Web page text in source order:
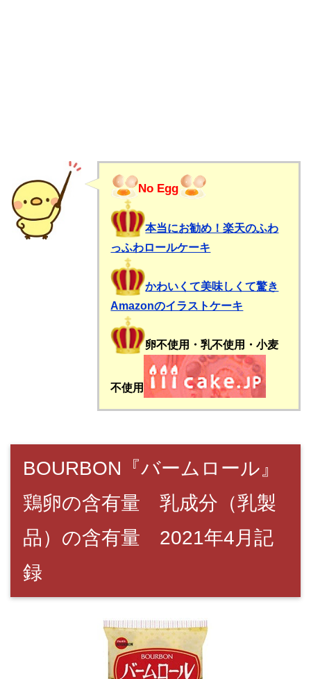
No Egg
本当にお勧め！楽天のふわ
っふわロールケーキ
かわいくて美味しくて驚き
Amazonのイラストケーキ
卵不使用・乳不使用・小麦
不使用
BOURBON『バームロール』
鶏卵の含有量 乳成分（乳製
品）の含有量 2021年4月記
録